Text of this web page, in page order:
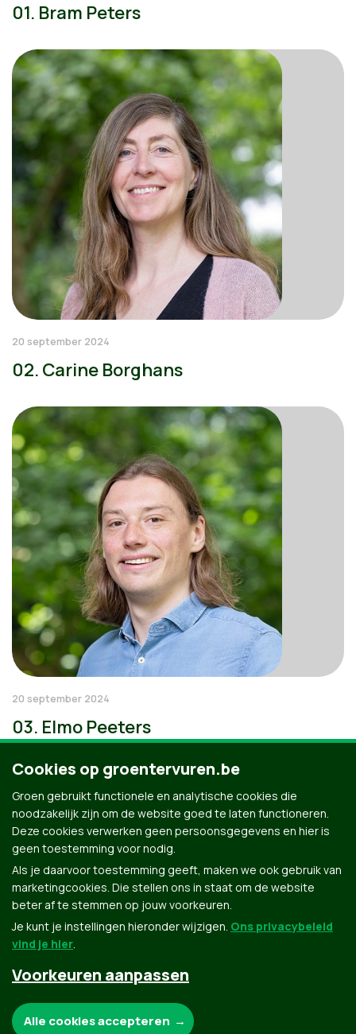
01. Bram Peters
20 september 2024
02. Carine Borghans
20 september 2024
03. Elmo Peeters
Groen.be
Cookies op groentervuren.be
Groen gebruikt functionele en analytische cookies die
noodzakelijk zijn om de website goed te laten functioneren.
Deze cookies verwerken geen persoonsgegevens en hier is
geen toestemming voor nodig.
Als je daarvoor toestemming geeft, maken we ook gebruik van
marketingcookies. Die stellen ons in staat om de website
beter af te stemmen op jouw voorkeuren.
Je kunt je instellingen hieronder wijzigen. Ons privacybeleid
vind je hier.
Voorkeuren aanpassen
Alle cookies accepteren